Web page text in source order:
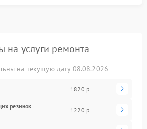
на услуги ремонта
на текущую дату 08.08.2026
1820 р
резинок
1220 р